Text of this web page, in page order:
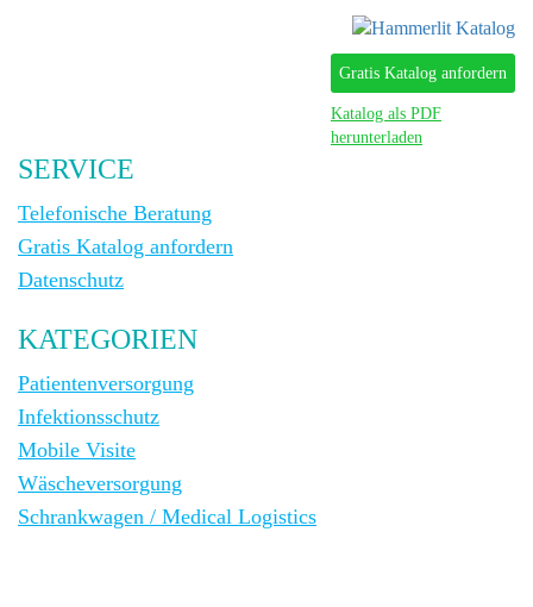
Gratis Katalog anfordern
Katalog als PDF
herunterladen
SERVICE
Telefonische Beratung
Gratis Katalog anfordern
Datenschutz
KATEGORIEN
Patientenversorgung
Infektionsschutz
Mobile Visite
Wäscheversorgung
Schrankwagen / Medical Logistics